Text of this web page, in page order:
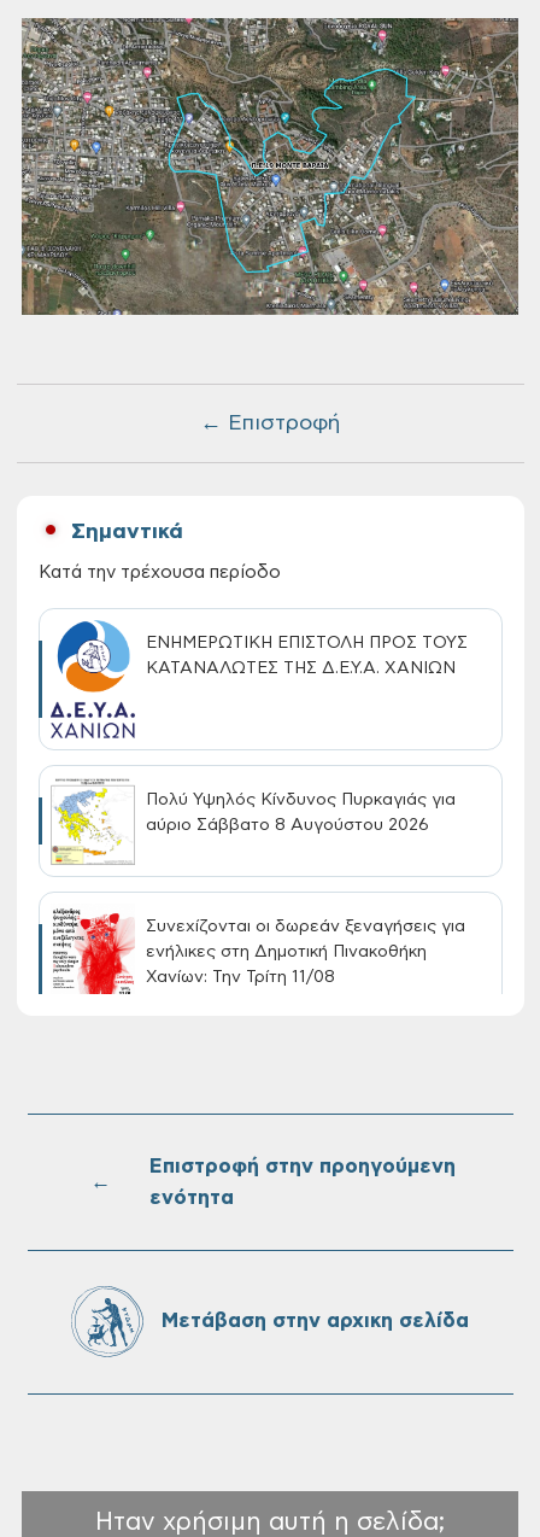
← Επιστροφή
Σημαντικά
Κατά την τρέχουσα περίοδο
ΕΝΗΜΕΡΩΤΙΚΗ ΕΠΙΣΤΟΛΗ ΠΡΟΣ ΤΟΥΣ
ΚΑΤΑΝΑΛΩΤΕΣ ΤΗΣ Δ.Ε.Υ.Α. ΧΑΝΙΩΝ
Πολύ Υψηλός Κίνδυνος Πυρκαγιάς για
αύριο Σάββατο 8 Αυγούστου 2026
Συνεχίζονται οι δωρεάν ξεναγήσεις για
ενήλικες στη Δημοτική Πινακοθήκη
Χανίων: Την Τρίτη 11/08
Τακτική συνεδρίαση Δημοτικής Επιτροπής
←
Επιστροφή στην προηγούμενη
ενότητα
Μετάβαση στην αρχικη σελίδα
Ηταν χρήσιμη αυτή η σελίδα;